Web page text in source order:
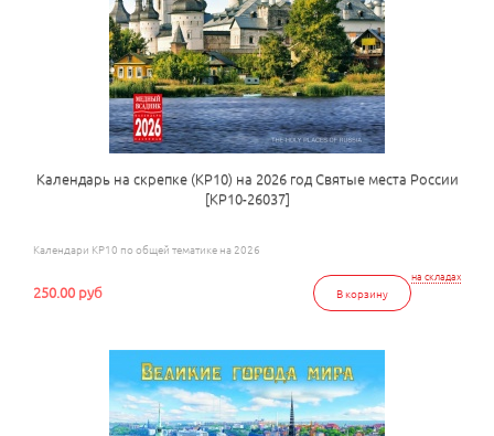
Календарь на скрепке (КР10) на 2026 год Святые места России
[КР10-26037]
Календари КР10 по общей тематике на 2026
на складах
В корзину
250.00 руб